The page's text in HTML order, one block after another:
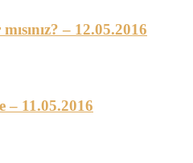
– 12.05.2016
– 11.05.2016